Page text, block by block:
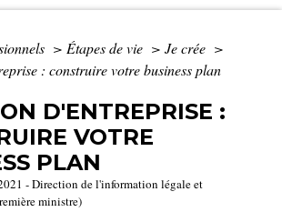
> Étapes de vie > Je crée >
: construire votre business plan
D'ENTREPRISE :
VOTRE
PLAN
- Direction de l'information légale et
ministre)